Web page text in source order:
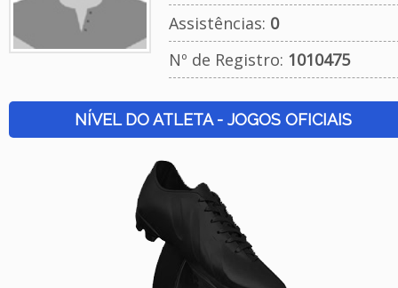
Assistências: 0
Nº de Registro: 1010475
NÍVEL DO ATLETA - JOGOS OFICIAIS